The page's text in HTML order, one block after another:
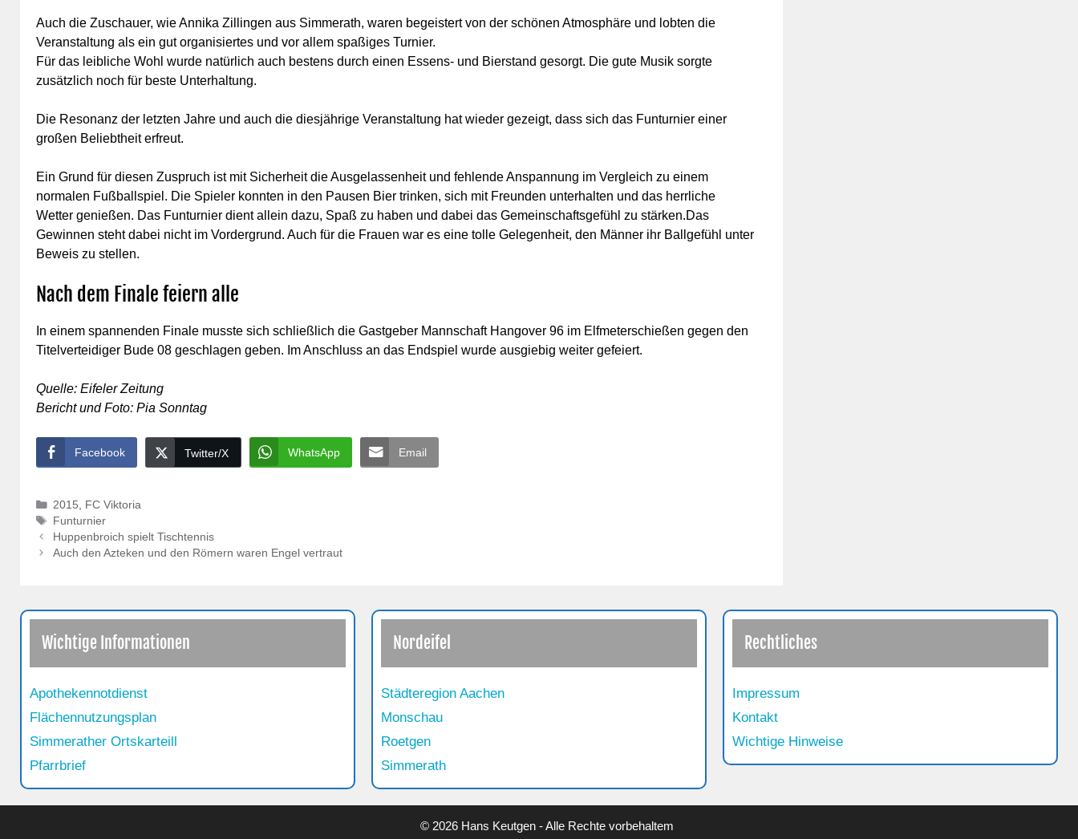
Auch die Zuschauer, wie Annika Zillingen aus Simmerath, waren begeistert von der schönen Atmosphäre und lobten die
Veranstaltung als ein gut organisiertes und vor allem spaßiges Turnier.
Für das leibliche Wohl wurde natürlich auch bestens durch einen Essens- und Bierstand gesorgt. Die gute Musik sorgte
zusätzlich noch für beste Unterhaltung.
Die Resonanz der letzten Jahre und auch die diesjährige Veranstaltung hat wieder gezeigt, dass sich das Funturnier einer
großen Beliebtheit erfreut.
Ein Grund für diesen Zuspruch ist mit Sicherheit die Ausgelassenheit und fehlende Anspannung im Vergleich zu einem
normalen Fußballspiel. Die Spieler konnten in den Pausen Bier trinken, sich mit Freunden unterhalten und das herrliche
Wetter genießen. Das Funturnier dient allein dazu, Spaß zu haben und dabei das Gemeinschaftsgefühl zu stärken.Das
Gewinnen steht dabei nicht im Vordergrund. Auch für die Frauen war es eine tolle Gelegenheit, den Männer ihr Ballgefühl unter
Beweis zu stellen.
Nach dem Finale feiern alle
In einem spannenden Finale musste sich schließlich die Gastgeber Mannschaft Hangover 96 im Elfmeterschießen gegen den
Titelverteidiger Bude 08 geschlagen geben. Im Anschluss an das Endspiel wurde ausgiebig weiter gefeiert.
Quelle: Eifeler Zeitung
Bericht und Foto: Pia Sonntag
Facebook Twitter/X WhatsApp Email
Kategorien
2015, FC Viktoria
Schlagwörter
Funturnier
Huppenbroich spielt Tischtennis
Auch den Azteken und den Römern waren Engel vertraut
Wichtige Informationen
Apothekennotdienst
Flächennutzungsplan
Simmerather Ortskarteill
Pfarrbrief
Nordeifel
Städteregion Aachen
Monschau
Roetgen
Simmerath
Rechtliches
Impressum
Kontakt
Wichtige Hinweise
© 2026 Hans Keutgen - Alle Rechte vorbehaltem